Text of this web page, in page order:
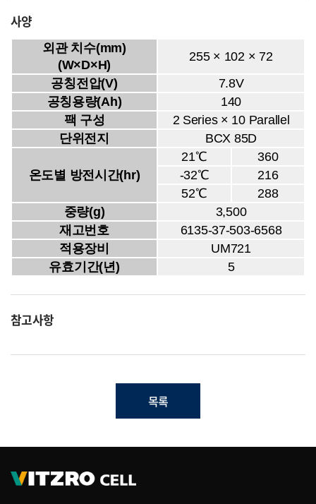
사양
외관 치수(mm)
(W×D×H)
255 × 102 × 72
공칭전압(V)
7.8V
공칭용량(Ah)
140
팩 구성
2 Series × 10 Parallel
단위전지
BCX 85D
온도별 방전시간(hr)
21℃
360
-32℃
216
52℃
288
중량(g)
3,500
재고번호
6135-37-503-6568
적용장비
UM721
유효기간(년)
5
참고사항
목록